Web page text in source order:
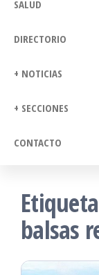
SALUD
DIRECTORIO
+ NOTICIAS
+ SECCIONES
CONTACTO
balsas